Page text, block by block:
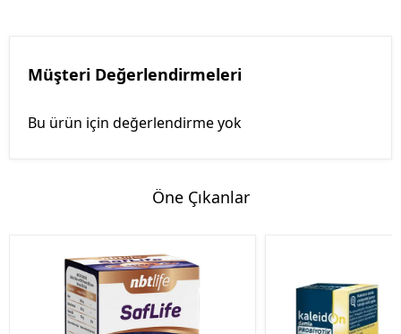
Müşteri Değerlendirmeleri
Bu ürün için değerlendirme yok
Öne Çıkanlar